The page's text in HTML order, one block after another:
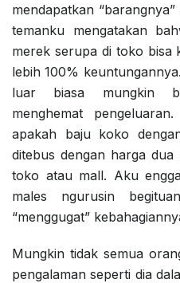
mendapatkan
temanku mengatakan
merek serupa di toko bisa
lebih 100%
luar biasa mungkin
menghemat
apakah baju koko
ditebus dengan harga
toko atau mall. Aku
males ngurusin
“menggugat”
Mungkin tidak semua
pengalaman seperti dia